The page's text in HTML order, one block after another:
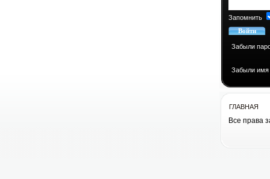
Запомнить
Забыли
Забыли имя
ГЛАВНАЯ
Все права